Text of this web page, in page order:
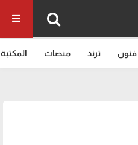
فنون ترند منصات المكتبة